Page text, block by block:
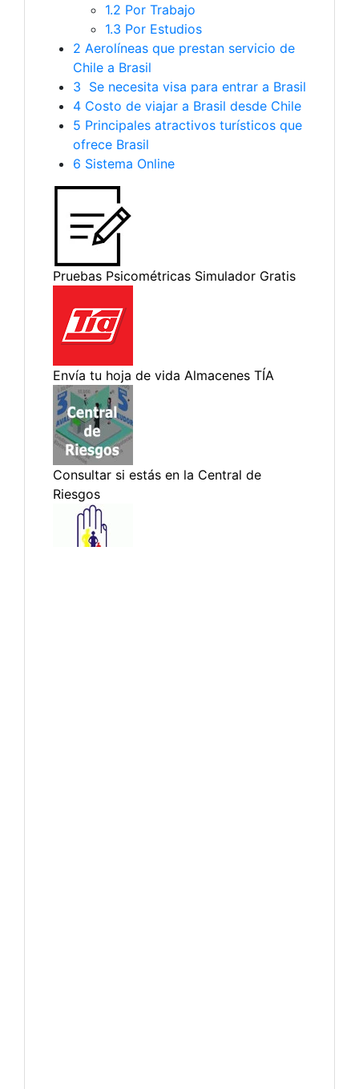
1.2 Por Trabajo
1.3 Por Estudios
2 Aerolíneas que prestan servicio de
Chile a Brasil
3 Se necesita visa para entrar a Brasil
4 Costo de viajar a Brasil desde Chile
5 Principales atractivos turísticos que
ofrece Brasil
6 Sistema Online